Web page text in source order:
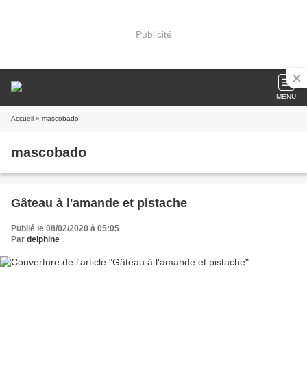
Publicité
MENU
Accueil » mascobado
mascobado
Gâteau à l'amande et pistache
Publié le 08/02/2020 à 05:05
Par delphine